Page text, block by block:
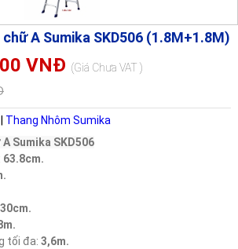
A Sumika SKD506 (1.8M+1.8M)
VNĐ (Giá Chưa VAT )
Thang Nhôm Sumika
Sumika SKD506
63.8cm.
30cm.
tối đa: 3,6m.